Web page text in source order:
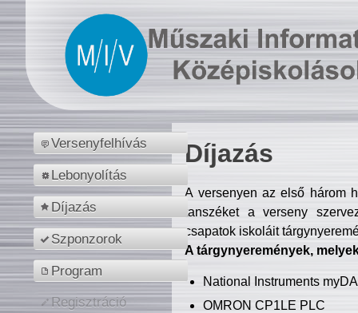
Versenyfelhívás
Lebonyolítás
Díjazás
Szponzorok
Program
Regisztráció
Díjazás
A versenyen az első három
tanszéket a verseny
csapatok iskoláit
A tárgynyeremények,
National Instruments
OMRON CP1LE PLC